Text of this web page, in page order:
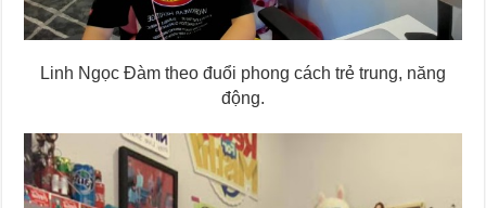
Linh Ngọc Đàm theo đuổi phong cách trẻ trung, năng
động.